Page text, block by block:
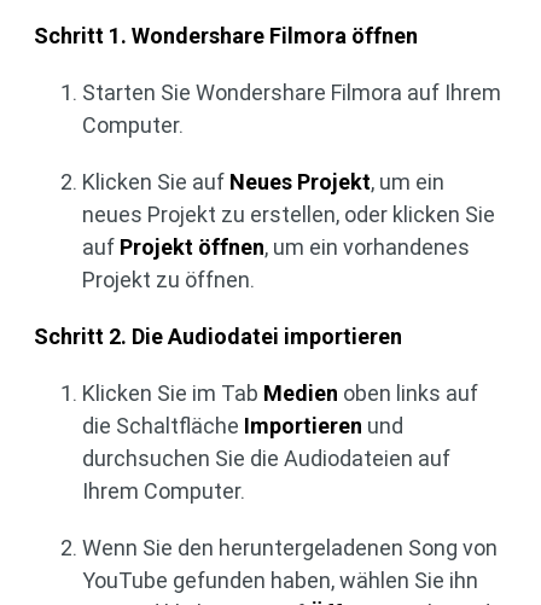
Schritt 1. Wondershare Filmora öffnen
Starten Sie Wondershare Filmora auf Ihrem
Computer.
Klicken Sie auf Neues Projekt, um ein
neues Projekt zu erstellen, oder klicken Sie
auf Projekt öffnen, um ein vorhandenes
Projekt zu öffnen.
Schritt 2. Die Audiodatei importieren
Klicken Sie im Tab Medien oben links auf
die Schaltfläche Importieren und
durchsuchen Sie die Audiodateien auf
Ihrem Computer.
Wenn Sie den heruntergeladenen Song von
YouTube gefunden haben, wählen Sie ihn